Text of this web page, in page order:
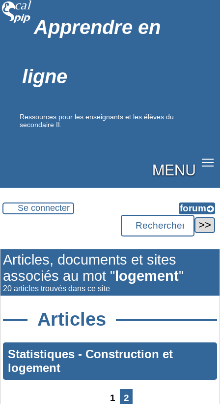
Apprendre en
ligne
Ressources pour les enseignants et les élèves du
secondaire II.
MENU
Se connecter
Articles, documents et sites
associés au mot "logement"
20 articles trouvés dans ce site
Articles
Statistiques - Construction et
logement
1 2